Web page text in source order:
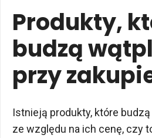
Produkty,
budzą
przy
Istnieją produkty, które
ze względu na ich cenę, czy